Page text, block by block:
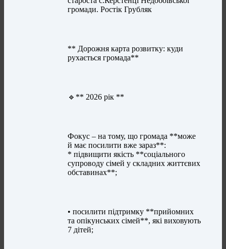
громади. Ростік Грубляк
** Дорожня карта розвитку: куди
рухається громада**
🔹** 2026 рік **
Фокус – на тому, що громада **може
й має посилити вже зараз**:
* підвищити якість **соціального
супроводу сімей у складних життєвих
обставинах**;
• посилити підтримку **прийомних
та опікунських сімей**, які виховують
7 дітей;